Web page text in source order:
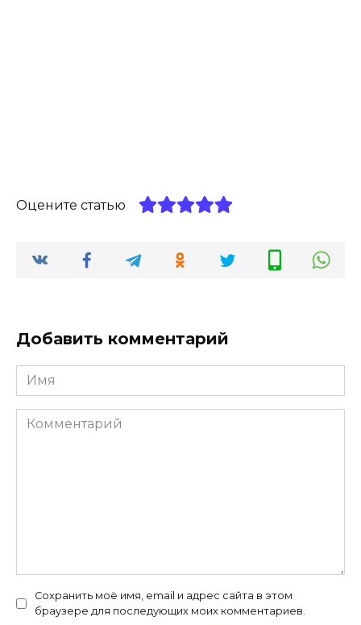
Оцените статью
Добавить комментарий
Имя
*
Комментарий
Сохранить моё имя, email и адрес сайта в этом
браузере для последующих моих комментариев.